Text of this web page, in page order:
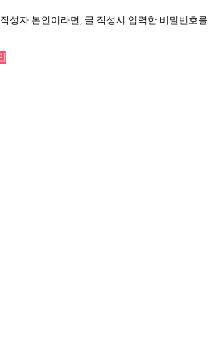
작성자 본인이라면, 글 작성시 입력한 비밀번호를